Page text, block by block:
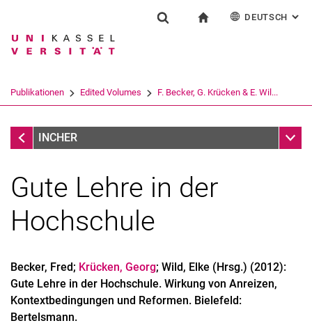
Springe direkt zu: Inhalt
Springe direkt zu: Suche
Springe direkt zu:
Suchbegriff
Suchen (öffnet externen Link in einem
DEUTSCH :
Publikationen Edited Volumes F. Becker, G. Krücken & E. Wil...
Edited Volumes
INCHER
Gute Lehre in der
Hochschule
Becker, Fred; Krücken, Georg; Wild, Elke (Hrsg.) (2012):
Gute Lehre in der Hochschule. Wirkung von Anreizen,
Kontextbedingungen und Reformen. Bielefeld:
Bertelsmann.